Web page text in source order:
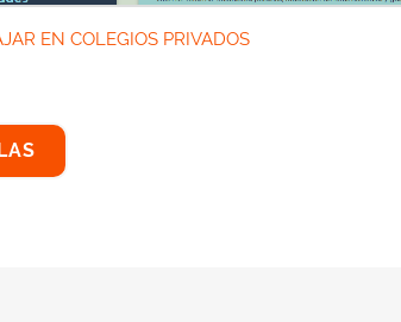
EN COLEGIOS PRIVADOS